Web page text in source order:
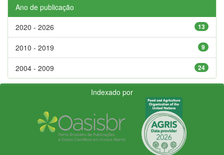
Ano de publicação
13
2020 - 2026
9
2010 - 2019
24
2004 - 2009
Indexado por